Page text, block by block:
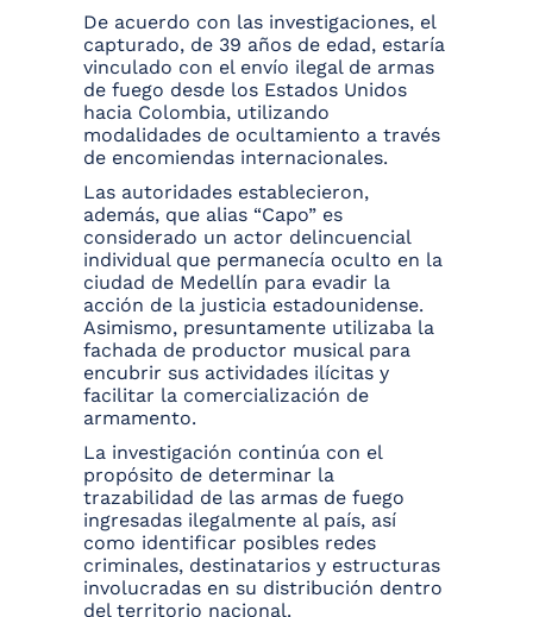
De acuerdo con las investigaciones, el
capturado, de 39 años de edad, estaría
vinculado con el envío ilegal de armas
de fuego desde los Estados Unidos
hacia Colombia, utilizando
modalidades de ocultamiento a través
de encomiendas internacionales.
Las autoridades establecieron,
además, que alias “Capo” es
considerado un actor delincuencial
individual que permanecía oculto en la
ciudad de Medellín para evadir la
acción de la justicia estadounidense.
Asimismo, presuntamente utilizaba la
fachada de productor musical para
encubrir sus actividades ilícitas y
facilitar la comercialización de
armamento.
La investigación continúa con el
propósito de determinar la
trazabilidad de las armas de fuego
ingresadas ilegalmente al país, así
como identificar posibles redes
criminales, destinatarios y estructuras
involucradas en su distribución dentro
del territorio nacional.